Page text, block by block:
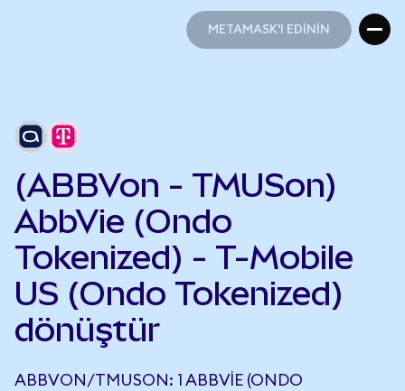
METAMASK'I EDİNİN
(ABBVon - TMUSon)
AbbVie (Ondo
Tokenized) - T-Mobile
US (Ondo Tokenized)
dönüştür
ABBVON/TMUSON: 1 ABBVIE (ONDO